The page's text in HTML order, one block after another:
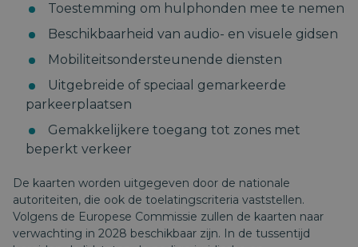
Toestemming om hulphonden mee te nemen
Beschikbaarheid van audio- en visuele gidsen
Mobiliteitsondersteunende diensten
Uitgebreide of speciaal gemarkeerde
parkeerplaatsen
Gemakkelijkere toegang tot zones met
beperkt verkeer
De kaarten worden uitgegeven door de nationale
autoriteiten, die ook de toelatingscriteria vaststellen.
Volgens de Europese Commissie zullen de kaarten naar
verwachting in 2028 beschikbaar zijn. In de tussentijd